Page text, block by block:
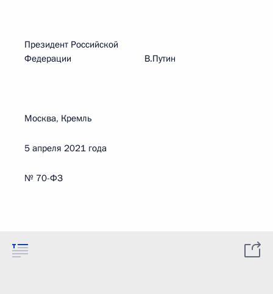
Президент Российской
Федерации В.Путин
Москва, Кремль
5 апреля 2021 года
№ 70-ФЗ